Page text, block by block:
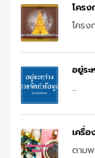
โคร
โครง
อยู่ระ
...
เครื่อ
ตาม